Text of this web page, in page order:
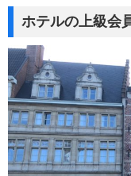
ホテルの上級会